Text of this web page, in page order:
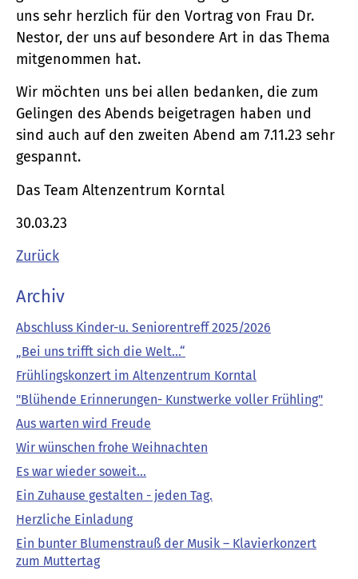
uns sehr herzlich für den Vortrag von Frau Dr.
Nestor, der uns auf besondere Art in das Thema
mitgenommen hat.
Wir möchten uns bei allen bedanken, die zum
Gelingen des Abends beigetragen haben und
sind auch auf den zweiten Abend am 7.11.23 sehr
gespannt.
Das Team Altenzentrum Korntal
30.03.23
Zurück
Archiv
Abschluss Kinder-u. Seniorentreff 2025/2026
„Bei uns trifft sich die Welt…“
Frühlingskonzert im Altenzentrum Korntal
"Blühende Erinnerungen- Kunstwerke voller Frühling"
Aus warten wird Freude
Wir wünschen frohe Weihnachten
Es war wieder soweit...
Ein Zuhause gestalten - jeden Tag.
Herzliche Einladung
Ein bunter Blumenstrauß der Musik – Klavierkonzert
zum Muttertag